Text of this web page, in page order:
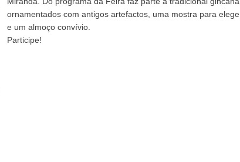
ornamentados com antigos artefactos, uma mostra para
e um almoço convívio.
Participe!